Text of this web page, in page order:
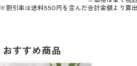
※割引率は送料550円を含んだ合計金額より算
おすすめ商品